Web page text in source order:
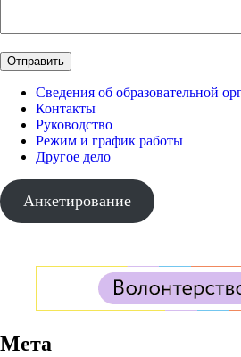
Сведения об образовательной
Контакты
Руководство
Режим и график работы
Другое дело
Анкетирование
Мета